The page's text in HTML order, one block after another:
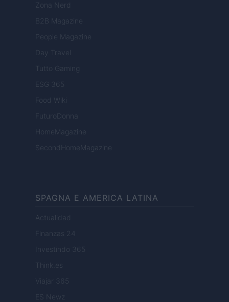
Zona Nerd
B2B Magazine
People Magazine
Day Travel
Tutto Gaming
ESG 365
Food Wiki
FuturoDonna
HomeMagazine
SecondHomeMagazine
SPAGNA E AMERICA LATINA
Actualidad
Finanzas 24
Investindo 365
Think.es
Viajar 365
ES Newz